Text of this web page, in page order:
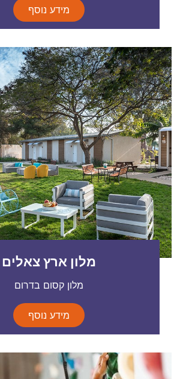
מידע נוסף
מלון ארץ צאלים
מלון קסום בדרום
מידע נוסף